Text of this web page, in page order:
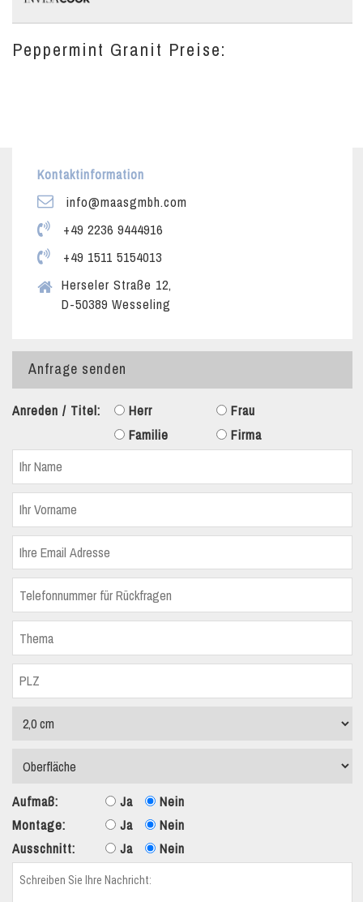
Peppermint Granit Preise:
Kontaktinformation
info@maasgmbh.com
+49 2236 9444916
+49 1511 5154013
Herseler Straße 12,
D-50389 Wesseling
Anfrage senden
Anreden / Titel: Herr
Frau
Familie
Firma
Aufmaß: Ja
Nein
Montage:
Ja
Nein
Ausschnitt:
Ja Nein